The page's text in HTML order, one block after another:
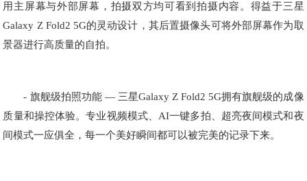
用主屏幕与外部屏幕，拍摄双方均可看到拍摄内容。得益于三星
Galaxy Z Fold2 5G的灵动设计，其后置摄像头可将外部屏幕作为取
景器进行高质量的自拍。
- 旗舰级拍照功能 — 三星Galaxy Z Fold2 5G拥有旗舰级的成像
质量和操控体验。专业视频模式、AI一键多拍、超亮夜间模式和夜
间模式一应俱全，每一个美好瞬间都可以被完美的记录下来。